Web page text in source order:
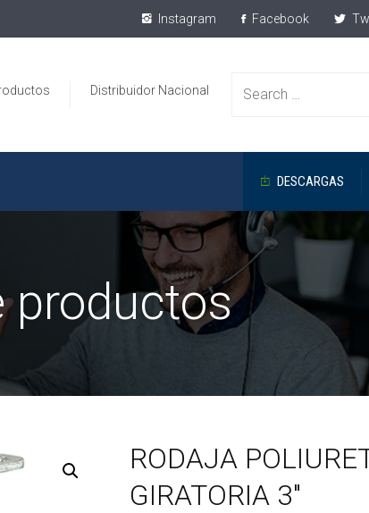
Instagram Facebook
Search
for:
Distribuidor Nacional
DESCARGAS
productos
RODAJA
GIRATORIA 3″